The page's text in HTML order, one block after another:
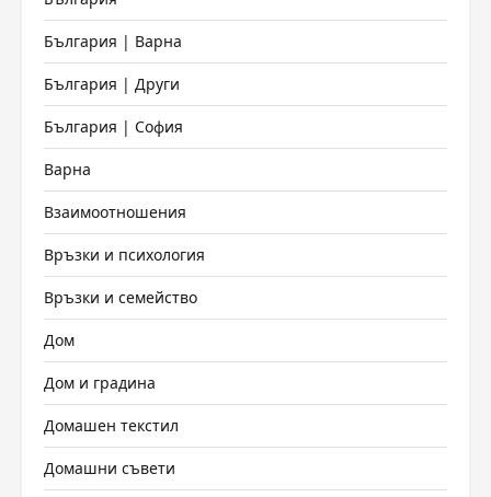
България | Варна
България | Други
България | София
Варна
Взаимоотношения
Връзки и психология
Връзки и семейство
Дом
Дом и градина
Домашен текстил
Домашни съвети